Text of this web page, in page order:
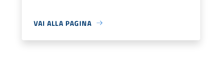
VAI ALLA PAGINA